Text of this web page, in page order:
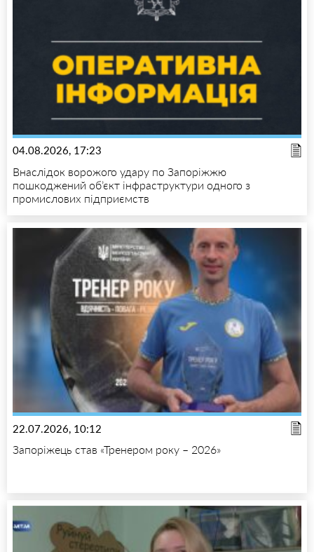
04.08.2026, 17:23
Внаслідок ворожого удару по Запоріжжю
пошкоджений об’єкт інфраструктури одного з
промислових підприємств
22.07.2026, 10:12
Запоріжець став «Тренером року – 2026»